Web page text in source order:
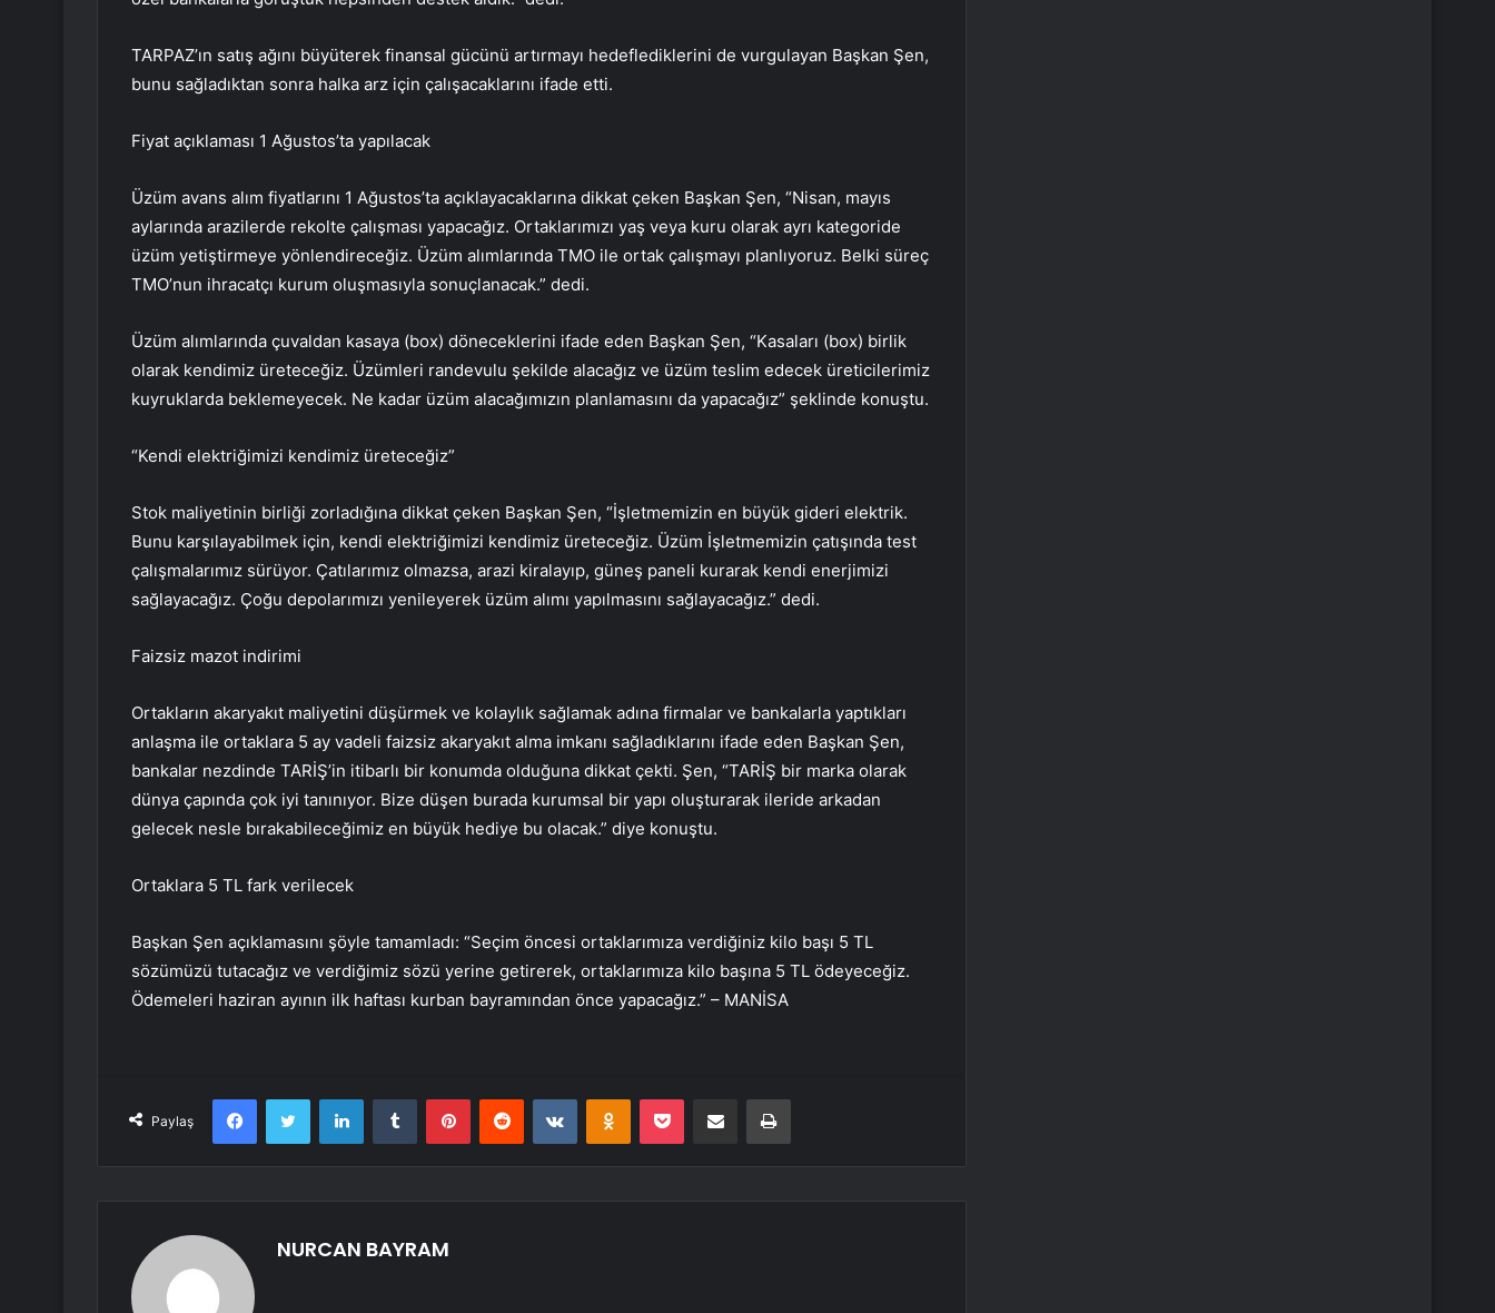
TARPAZ’ın satış ağını büyüterek finansal gücünü artırmayı hedeflediklerini de vurgulayan Başkan Şen,
bunu sağladıktan sonra halka arz için çalışacaklarını ifade etti.
Fiyat açıklaması 1 Ağustos’ta yapılacak
Üzüm avans alım fiyatlarını 1 Ağustos’ta açıklayacaklarına dikkat çeken Başkan Şen, “Nisan, mayıs
aylarında arazilerde rekolte çalışması yapacağız. Ortaklarımızı yaş veya kuru olarak ayrı kategoride
üzüm yetiştirmeye yönlendireceğiz. Üzüm alımlarında TMO ile ortak çalışmayı planlıyoruz. Belki süreç
TMO’nun ihracatçı kurum oluşmasıyla sonuçlanacak.” dedi.
Üzüm alımlarında çuvaldan kasaya (box) döneceklerini ifade eden Başkan Şen, “Kasaları (box) birlik
olarak kendimiz üreteceğiz. Üzümleri randevulu şekilde alacağız ve üzüm teslim edecek üreticilerimiz
kuyruklarda beklemeyecek. Ne kadar üzüm alacağımızın planlamasını da yapacağız” şeklinde konuştu.
“Kendi elektriğimizi kendimiz üreteceğiz”
Stok maliyetinin birliği zorladığına dikkat çeken Başkan Şen, “İşletmemizin en büyük gideri elektrik.
Bunu karşılayabilmek için, kendi elektriğimizi kendimiz üreteceğiz. Üzüm İşletmemizin çatışında test
çalışmalarımız sürüyor. Çatılarımız olmazsa, arazi kiralayıp, güneş paneli kurarak kendi enerjimizi
sağlayacağız. Çoğu depolarımızı yenileyerek üzüm alımı yapılmasını sağlayacağız.” dedi.
Faizsiz mazot indirimi
Ortakların akaryakıt maliyetini düşürmek ve kolaylık sağlamak adına firmalar ve bankalarla yaptıkları
anlaşma ile ortaklara 5 ay vadeli faizsiz akaryakıt alma imkanı sağladıklarını ifade eden Başkan Şen,
bankalar nezdinde TARİŞ’in itibarlı bir konumda olduğuna dikkat çekti. Şen, “TARİŞ bir marka olarak
dünya çapında çok iyi tanınıyor. Bize düşen burada kurumsal bir yapı oluşturarak ileride arkadan
gelecek nesle bırakabileceğimiz en büyük hediye bu olacak.” diye konuştu.
Ortaklara 5 TL fark verilecek
Başkan Şen açıklamasını şöyle tamamladı: “Seçim öncesi ortaklarımıza verdiğiniz kilo başı 5 TL
sözümüzü tutacağız ve verdiğimiz sözü yerine getirerek, ortaklarımıza kilo başına 5 TL ödeyeceğiz.
Ödemeleri haziran ayının ilk haftası kurban bayramından önce yapacağız.” – MANİSA
Paylaş
FacebookTwitter LinkedInTumblr PinterestReddit VKontakteOdnoklassniki
Pocket E-Posta ile paylaş Yazdır
NURCAN BAYRAM